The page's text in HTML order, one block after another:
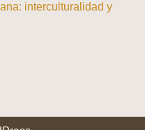
interculturalidad y